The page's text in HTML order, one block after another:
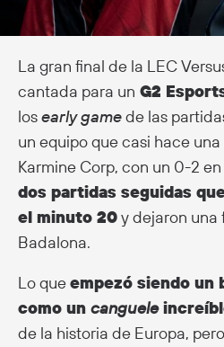
La gran final de la LEC
cantada para un G2
losearly gamede las
un equipo que casi hace
Karmine Corp, con un 0-2
dos partidas seguidas
el minuto 20y dejaron una
Badalona.
Lo queempezó siendo un
como un canguele
de la historia de Europa,